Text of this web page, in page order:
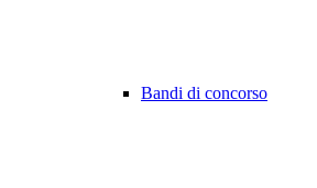
Bandi di concorso